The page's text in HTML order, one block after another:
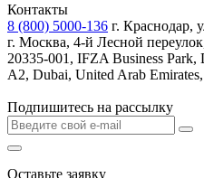
Контакты
8 (800) 5000-136 г. Краснодар,
г. Москва, 4-й Лесной
20335-001, IFZA Business Park,
A2, Dubai, United Arab
Подпишитесь на рассылку
Оставьте заявку